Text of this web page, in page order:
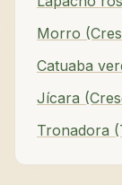
Morro
Catuaba
Jícara
Tronadora